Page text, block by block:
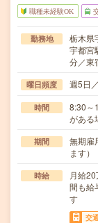
職種未経験OK
勤務地
栃木県
宇都宮
分／東
曜日頻度 週5日
時間
8:30～
がある
期間
無期雇
ます）
時給
月給
間も給
す
交